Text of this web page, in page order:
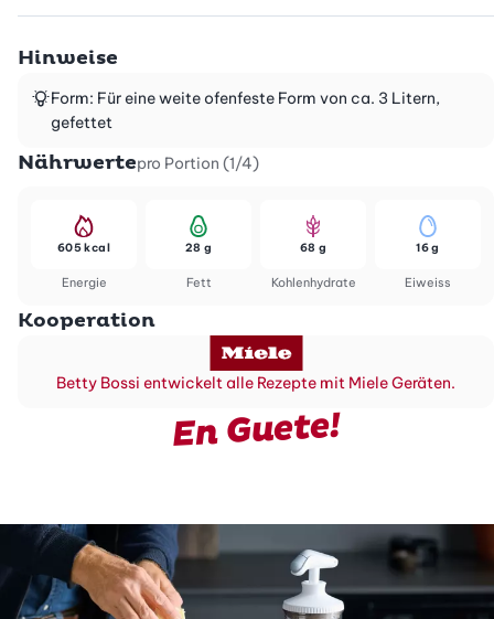
Hinweise
Form: Für eine weite ofenfeste Form von ca. 3 Litern,
gefettet
Nährwertepro Portion (1/4)
Energie
605 kcal
Fett
28 g
Kohlenhydrate
68 g
Eiweiss
16 g
Kooperation
Betty Bossi entwickelt alle Rezepte mit Miele Geräten.
En Guete!